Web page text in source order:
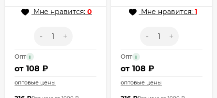
Мне нравится: 0
- +
Опт i
от 108 ₽
оптовые цены
Мне нравится: 1
- +
Опт i
от 108 ₽
оптовые цены